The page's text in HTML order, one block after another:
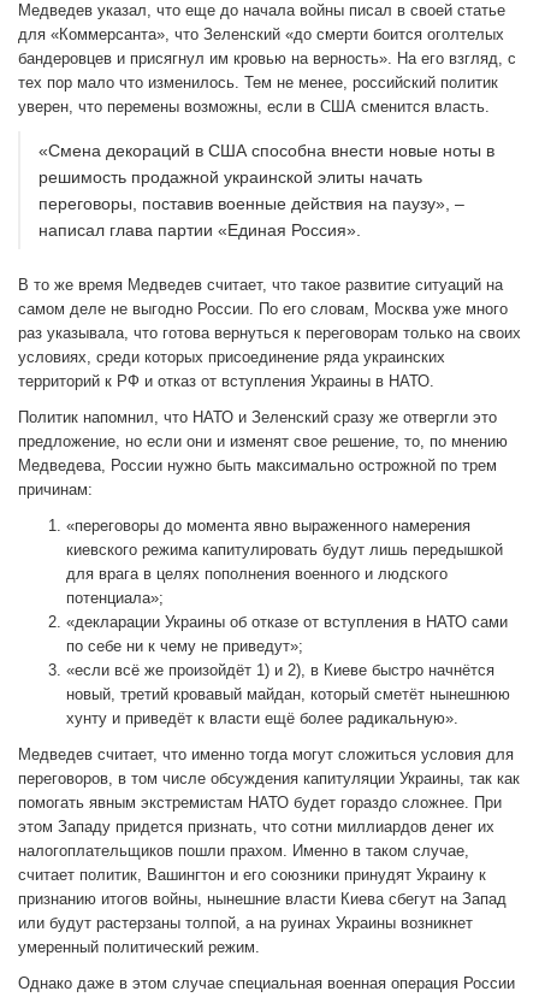
Медведев указал, что еще до начала войны писал в своей статье
для «Коммерсанта», что Зеленский «до смерти боится оголтелых
бандеровцев и присягнул им кровью на верность». На его взгляд, с
тех пор мало что изменилось. Тем не менее, российский политик
уверен, что перемены возможны, если в США сменится власть.
«Смена декораций в США способна внести новые ноты в
решимость продажной украинской элиты начать
переговоры, поставив военные действия на паузу», –
написал глава партии «Единая Россия».
В то же время Медведев считает, что такое развитие ситуаций на
самом деле не выгодно России. По его словам, Москва уже много
раз указывала, что готова вернуться к переговорам только на своих
условиях, среди которых присоединение ряда украинских
территорий к РФ и отказ от вступления Украины в НАТО.
Политик напомнил, что НАТО и Зеленский сразу же отвергли это
предложение, но если они и изменят свое решение, то, по мнению
Медведева, России нужно быть максимально острожной по трем
причинам:
«переговоры до момента явно выраженного намерения
киевского режима капитулировать будут лишь передышкой
для врага в целях пополнения военного и людского
потенциала»;
«декларации Украины об отказе от вступления в НАТО сами
по себе ни к чему не приведут»;
«если всё же произойдёт 1) и 2), в Киеве быстро начнётся
новый, третий кровавый майдан, который сметёт нынешнюю
хунту и приведёт к власти ещё более радикальную».
Медведев считает, что именно тогда могут сложиться условия для
переговоров, в том числе обсуждения капитуляции Украины, так как
помогать явным экстремистам НАТО будет гораздо сложнее. При
этом Западу придется признать, что сотни миллиардов денег их
налогоплательщиков пошли прахом. Именно в таком случае,
считает политик, Вашингтон и его союзники принудят Украину к
признанию итогов войны, нынешние власти Киева сбегут на Запад
или будут растерзаны толпой, а на руинах Украины возникнет
умеренный политический режим.
Однако даже в этом случае специальная военная операция России